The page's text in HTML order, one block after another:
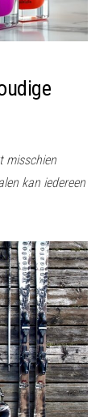
misschien
kan iedereen